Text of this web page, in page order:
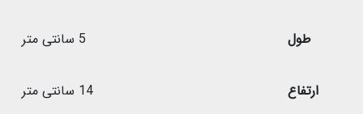
طول 5 سانتی متر
ارتفاع 14 سانتی متر